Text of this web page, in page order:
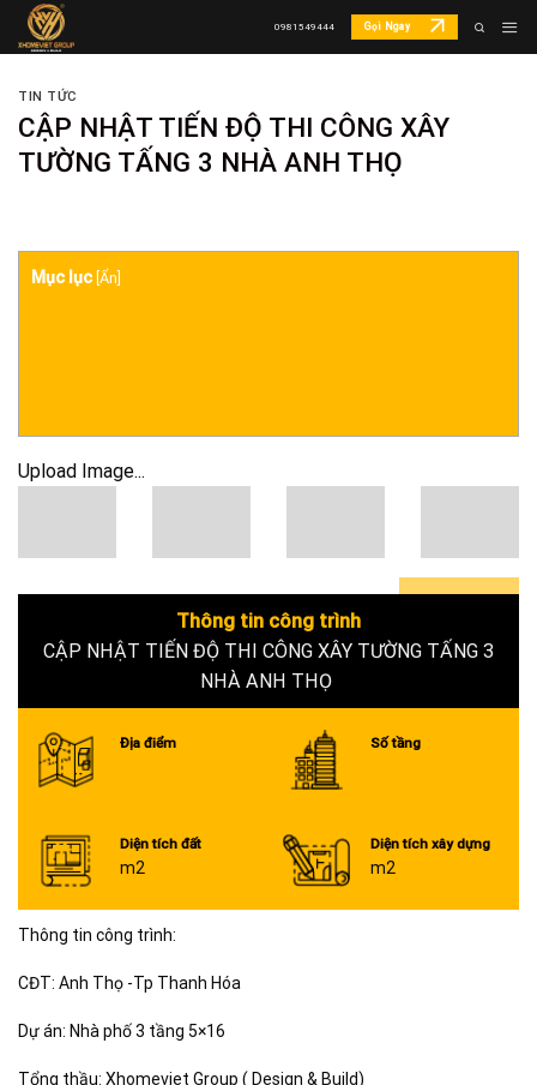
Skip
0981549444 Gọi Ngay
TIN TỨC
CẬP NHẬT TIẾN ĐỘ THI CÔNG XÂY
TƯỜNG TẤNG 3 NHÀ ANH THỌ
Mục lục Ẩn
Upload Image...
0+
Thông tin công trình
CẬP NHẬT TIẾN ĐỘ THI CÔNG XÂY TƯỜNG TẤNG 3
NHÀ ANH THỌ
Địa điểm Số tầng
Diện tích đất
m2
Diện tích xây dựng
m2
Thông tin công trình:
CĐT: Anh Thọ -Tp Thanh Hóa
Dự án: Nhà phố 3 tầng 5×16
Tổng thầu: Xhomeviet Group ( Design & Build)